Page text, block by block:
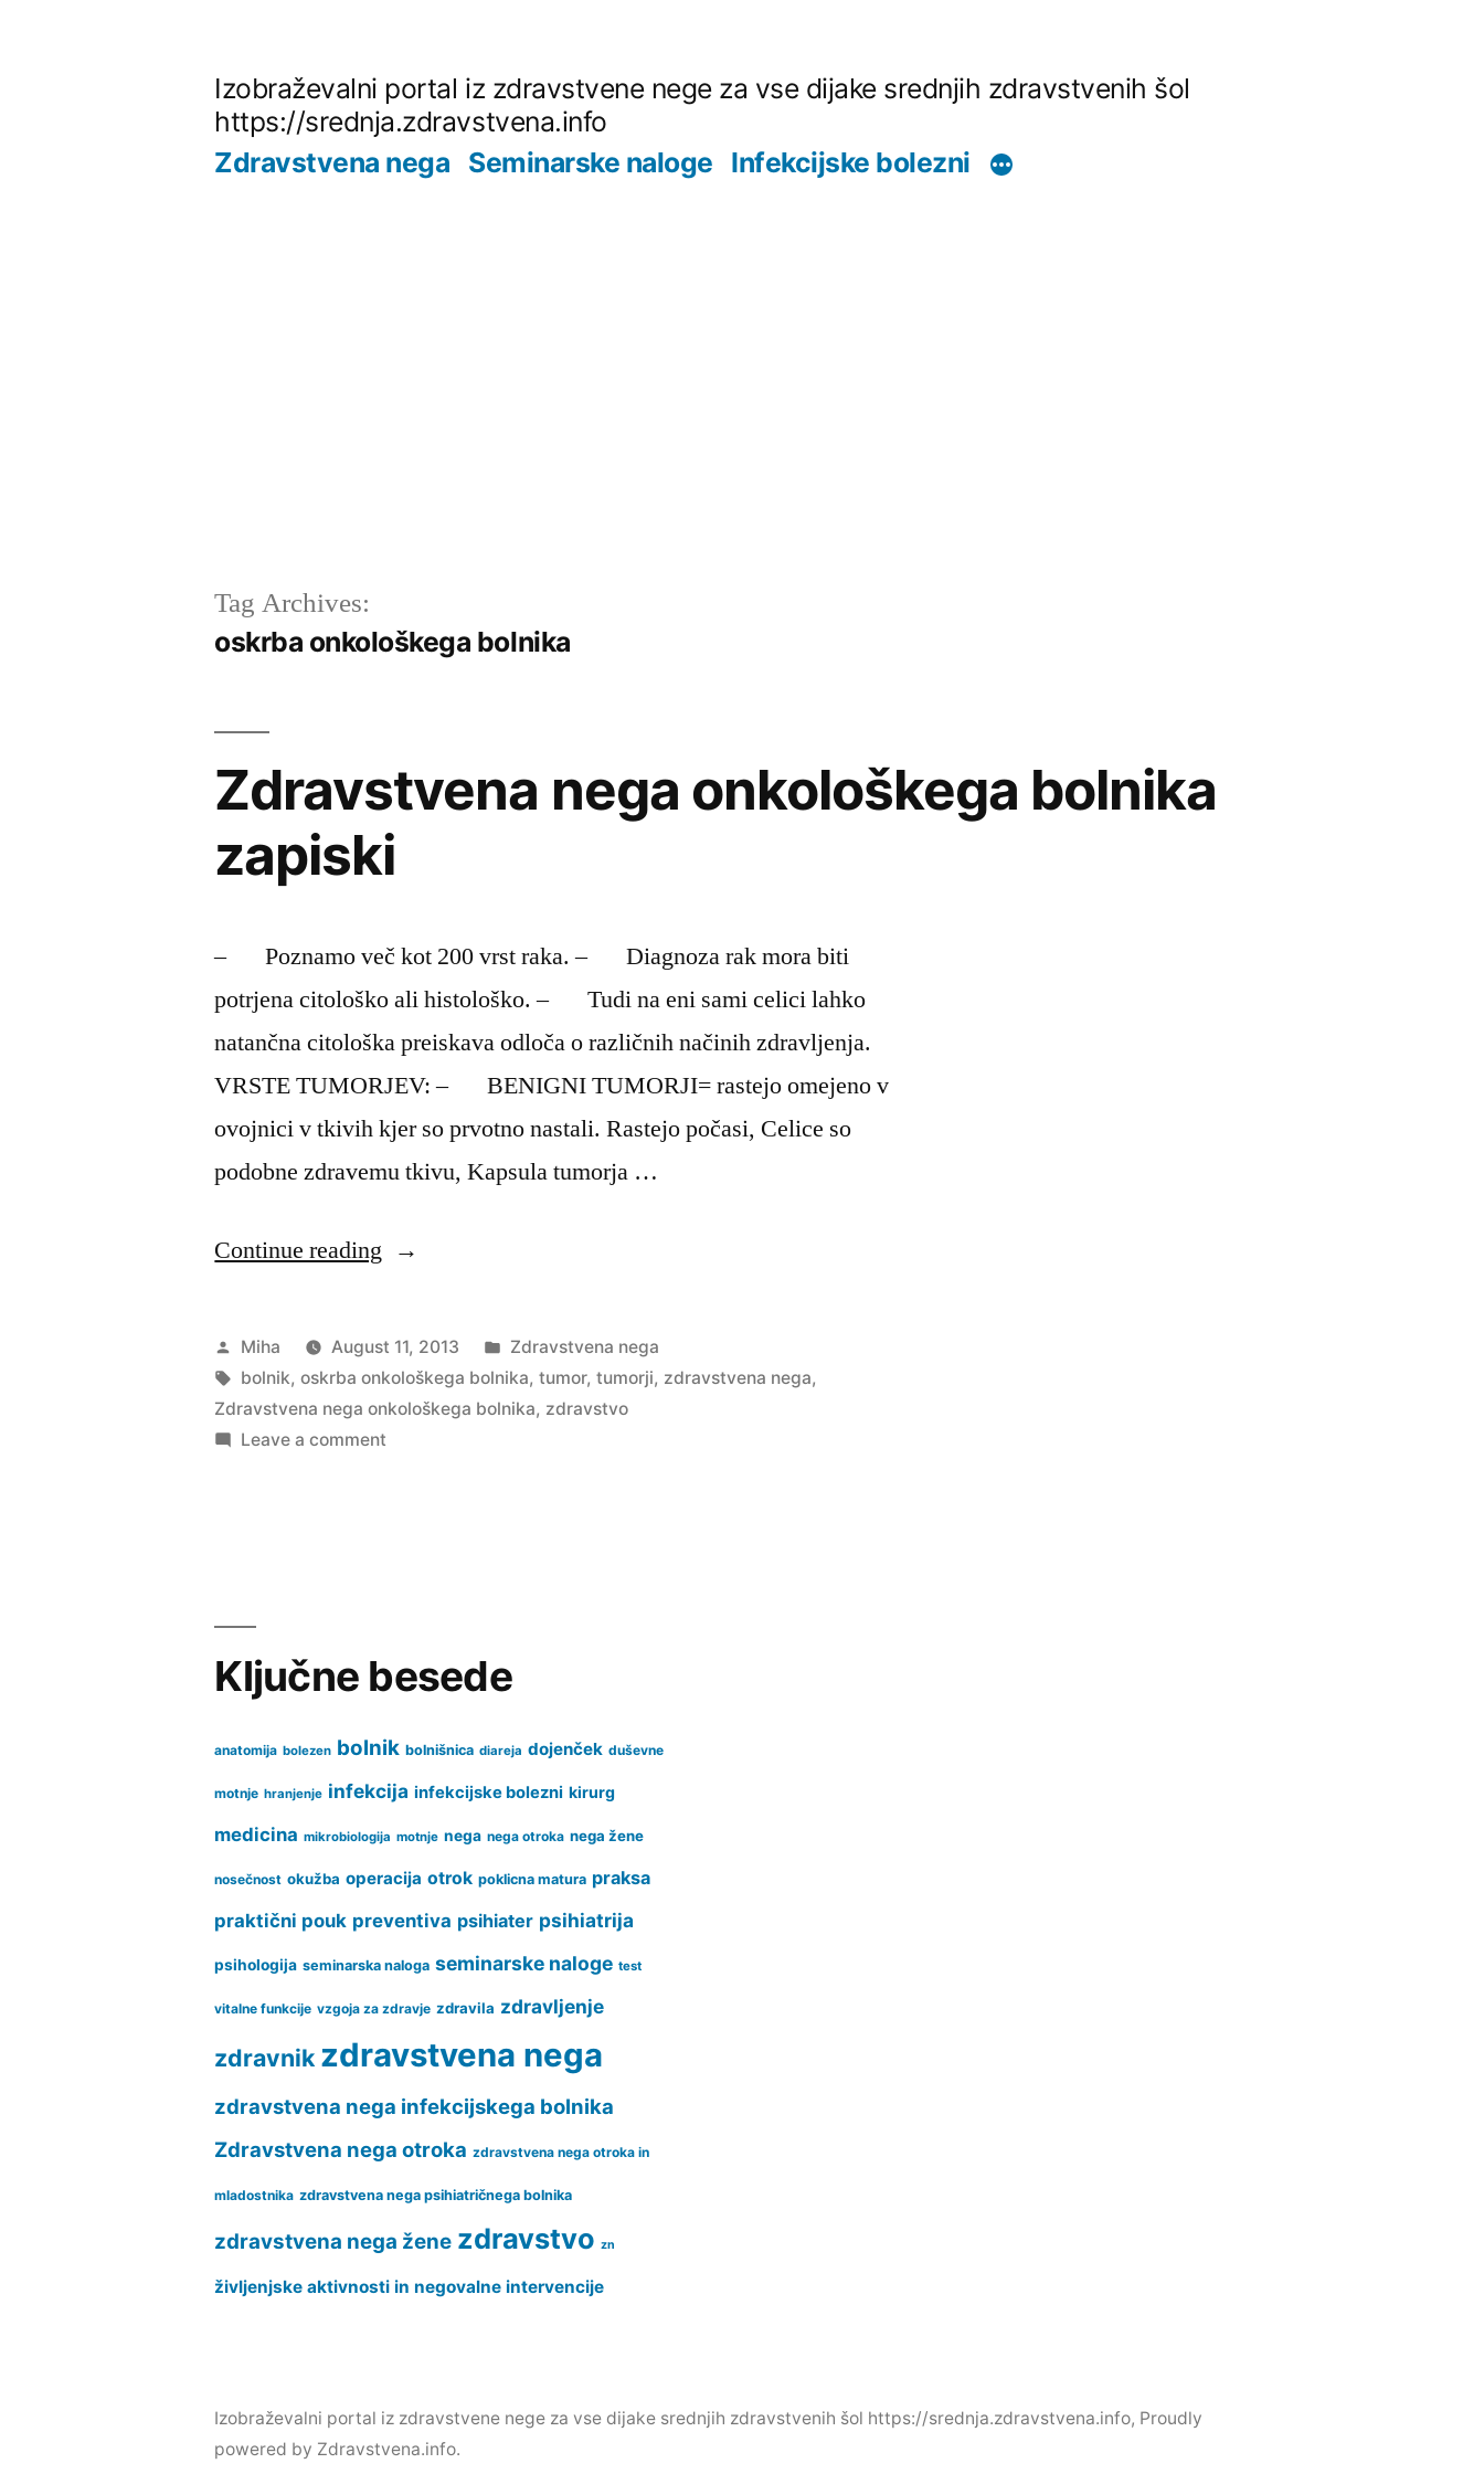
Izobraževalni portal iz zdravstvene nege za vse dijake srednjih zdravstvenih šol
https://srednja.zdravstvena.info
Zdravstvena nega Seminarske naloge Infekcijske bolezni
Tag Archives:
oskrba onkološkega bolnika
Zdravstvena nega onkološkega bolnika
zapiski
– Poznamo več kot 200 vrst raka. – Diagnoza rak mora biti
potrjena citološko ali histološko. – Tudi na eni sami celici lahko
natančna citološka preiskava odloča o različnih načinih zdravljenja.
VRSTE TUMORJEV: – BENIGNI TUMORJI= rastejo omejeno v
ovojnici v tkivih kjer so prvotno nastali. Rastejo počasi, Celice so
podobne zdravemu tkivu, Kapsula tumorja …
Continue reading “Zdravstvena
onkološkega
bolnika
zapiski”
Posted
by
Miha August 11, 2013
Posted
in
Zdravstvena nega
Tags:
bolnik,oskrba onkološkega bolnika,tumor,tumorji, zdravstvena nega,
Zdravstvena nega onkološkega bolnika, zdravstvo
Leave a comment
Ključne besede
anatomija bolezen bolnik bolnišnica diareja dojenček duševne
motnje hranjenje infekcija infekcijske bolezni kirurg
medicina mikrobiologija motnje nega nega otroka nega žene
nosečnost okužba operacija otrok poklicna matura praksa
praktični pouk preventiva psihiater psihiatrija
psihologija seminarska naloga seminarske naloge test
vitalne funkcije vzgoja za zdravje zdravila zdravljenje
zdravnik zdravstvena nega
zdravstvena nega infekcijskega bolnika
Zdravstvena nega otroka zdravstvena nega otroka in
mladostnika zdravstvena nega psihiatričnega bolnika
zdravstvena nega žene zdravstvo zn
življenjske aktivnosti in negovalne intervencije
Izobraževalni portal iz zdravstvene nege za vse dijake srednjih zdravstvenih šol https://srednja.zdravstvena.info, Proudly
powered by Zdravstvena.info.